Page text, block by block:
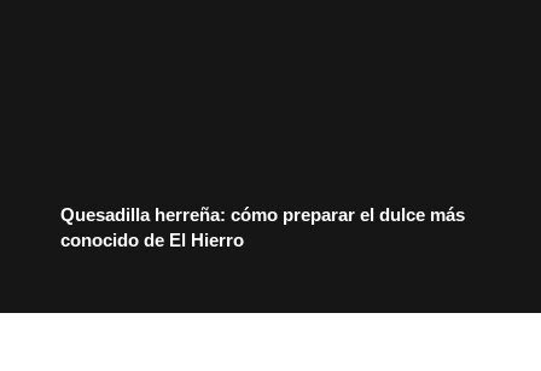
Quesadilla herreña: cómo preparar el dulce más
conocido de El Hierro